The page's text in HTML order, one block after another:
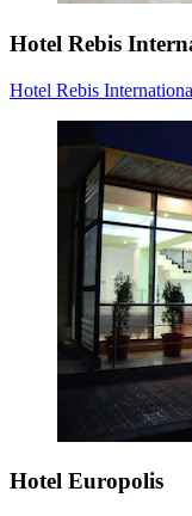
Hotel Rebis
Hotel Rebis
Hotel Europolis